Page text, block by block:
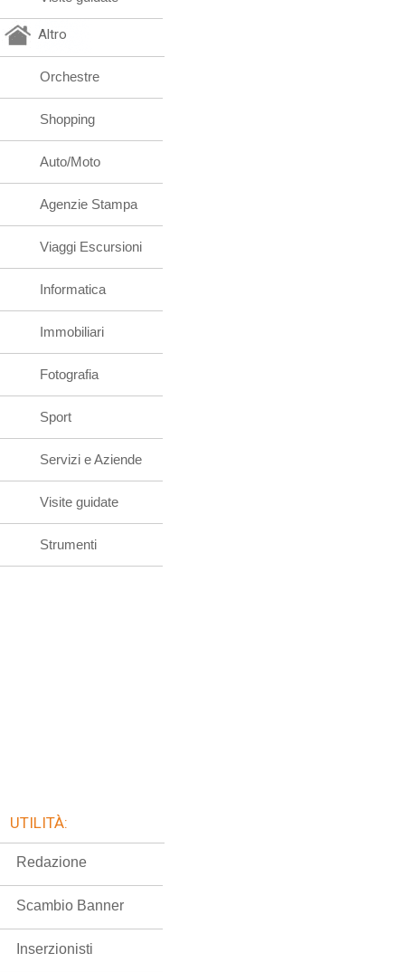
Altro
Orchestre
Shopping
Auto/Moto
Agenzie Stampa
Viaggi Escursioni
Informatica
Immobiliari
Fotografia
Sport
Servizi e Aziende
Visite guidate
Strumenti
UTILITÀ:
Redazione
Scambio Banner
Inserzionisti